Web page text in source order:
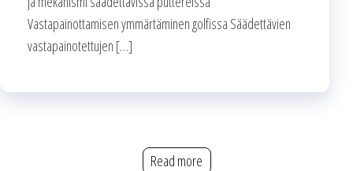
Vastapainottamisen ymmärtäminen golfissa Säädettävien
vastapainotettujen […]
Read more